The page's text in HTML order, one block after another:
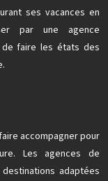
ses vacances en
par une agence
de faire les états des
accompagner pour
Les agences de
adaptées